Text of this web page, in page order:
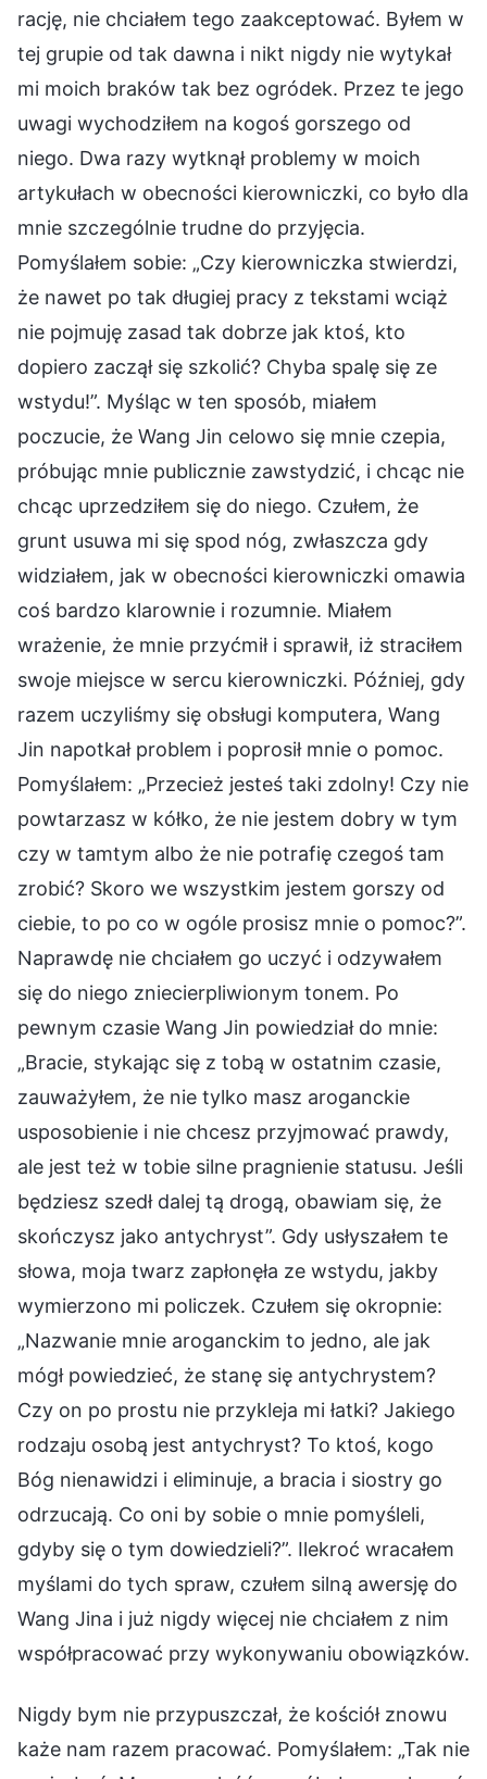
rację, nie chciałem tego zaakceptować. Byłem w
tej grupie od tak dawna i nikt nigdy nie wytykał
mi moich braków tak bez ogródek. Przez te jego
uwagi wychodziłem na kogoś gorszego od
niego. Dwa razy wytknął problemy w moich
artykułach w obecności kierowniczki, co było dla
mnie szczególnie trudne do przyjęcia.
Pomyślałem sobie: „Czy kierowniczka stwierdzi,
że nawet po tak długiej pracy z tekstami wciąż
nie pojmuję zasad tak dobrze jak ktoś, kto
dopiero zaczął się szkolić? Chyba spalę się ze
wstydu!”. Myśląc w ten sposób, miałem
poczucie, że Wang Jin celowo się mnie czepia,
próbując mnie publicznie zawstydzić, i chcąc nie
chcąc uprzedziłem się do niego. Czułem, że
grunt usuwa mi się spod nóg, zwłaszcza gdy
widziałem, jak w obecności kierowniczki omawia
coś bardzo klarownie i rozumnie. Miałem
wrażenie, że mnie przyćmił i sprawił, iż straciłem
swoje miejsce w sercu kierowniczki. Później, gdy
razem uczyliśmy się obsługi komputera, Wang
Jin napotkał problem i poprosił mnie o pomoc.
Pomyślałem: „Przecież jesteś taki zdolny! Czy nie
powtarzasz w kółko, że nie jestem dobry w tym
czy w tamtym albo że nie potrafię czegoś tam
zrobić? Skoro we wszystkim jestem gorszy od
ciebie, to po co w ogóle prosisz mnie o pomoc?”.
Naprawdę nie chciałem go uczyć i odzywałem
się do niego zniecierpliwionym tonem. Po
pewnym czasie Wang Jin powiedział do mnie:
„Bracie, stykając się z tobą w ostatnim czasie,
zauważyłem, że nie tylko masz aroganckie
usposobienie i nie chcesz przyjmować prawdy,
ale jest też w tobie silne pragnienie statusu. Jeśli
będziesz szedł dalej tą drogą, obawiam się, że
skończysz jako antychryst”. Gdy usłyszałem te
słowa, moja twarz zapłonęła ze wstydu, jakby
wymierzono mi policzek. Czułem się okropnie:
„Nazwanie mnie aroganckim to jedno, ale jak
mógł powiedzieć, że stanę się antychrystem?
Czy on po prostu nie przykleja mi łatki? Jakiego
rodzaju osobą jest antychryst? To ktoś, kogo
Bóg nienawidzi i eliminuje, a bracia i siostry go
odrzucają. Co oni by sobie o mnie pomyśleli,
gdyby się o tym dowiedzieli?”. Ilekroć wracałem
myślami do tych spraw, czułem silną awersję do
Wang Jina i już nigdy więcej nie chciałem z nim
współpracować przy wykonywaniu obowiązków.
Nigdy bym nie przypuszczał, że kościół znowu
każe nam razem pracować. Pomyślałem: „Tak nie